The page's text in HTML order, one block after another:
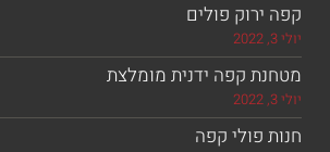
פולים
קפה ידנית מומלצת
קפה